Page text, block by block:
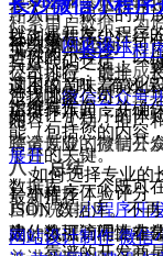
积累用户数据，为
七、 风险控制
技术风险：选择成
市场风险：进行市
略
资金风险：控制开
八、 总结
自助洗车小程序开
定的挑战。需要组
总之，微信公众号
内容、互动、推广
聘请专业的微信公
以上是开发小程序
进你的小程序，以
云函数：一段运行
写好代码之后、一
调用的API，有效
运维操作。
数据库：一个既可
JSON 数据库。不
建，数据管理上非
什么是网页设计可
这不仅意味着简化
虑所有方面，并确
能（包括您的内容
平台的关键。
为什么可访问性在
序入口，很大的开
找到小程序。
如何让小程序的体
1. 小程序体验评分
关键词：长沙小程
公司排行、前十、
沙找哪家公司
如何选择专业的
展开
最新推荐
网站设计制作 微信